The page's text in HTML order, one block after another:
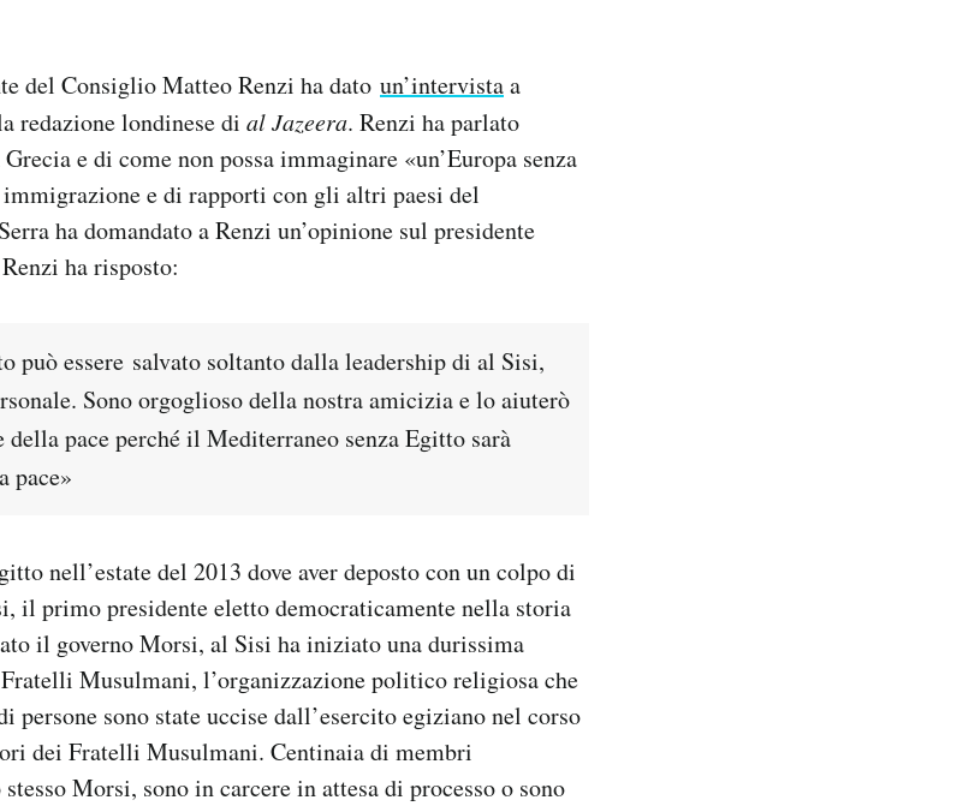
del Consiglio Matteo Renzi ha dato un’intervistaa
redazione londinese di al Jazeera. Renzi ha parlato
e di come non possa immaginare «un’Europa senza
e di rapporti con gli altri paesi del
ha domandato a Renzi un’opinione sul presidente
ha risposto:
può essere salvato soltanto dalla leadership di al Sisi,
Sono orgoglioso della nostra amicizia e lo aiuterò
pace perché il Mediterraneo senza Egitto sarà
pace»
nell’estate del 2013 dove aver deposto con un colpo di
il primo presidente eletto democraticamente nella storia
il governo Morsi, al Sisi ha iniziato una durissima
Musulmani, l’organizzazione politico religiosa che
persone sono state uccise dall’esercito egiziano nel corso
dei Fratelli Musulmani. Centinaia di membri
Morsi, sono in carcere in attesa di processo o sono